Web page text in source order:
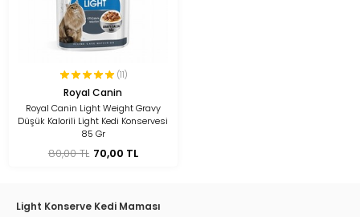
(11)
Royal Canin
Royal Canin Light Weight Gravy
Düşük Kalorili Light Kedi Konservesi
85 Gr
80,00 TL 70,00 TL
Light Konserve Kedi Maması